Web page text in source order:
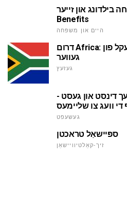
בילדונג און זייער
Benefits
היים און משפּחה
דרום Africa: די מדינה ס פאָן און רעקל פון
געווער
געזעץ
דינסט און געסט -
געשעפט
ספּיישאַל טראכטן
זיך-קאַלטיוויישאַן